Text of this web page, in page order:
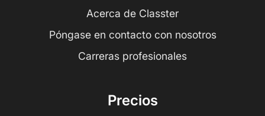
Acerca de Classter
Póngase en contacto con nosotros
Carreras profesionales
Precios